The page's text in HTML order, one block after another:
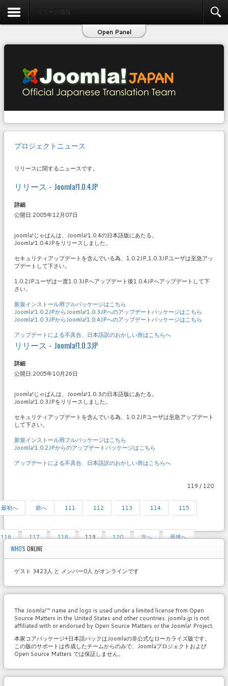
Open Panel
プロジェクトニュース
リリースに関するニュースです。
リリース - Joomla!1.0.4JP
詳細
公開日:2005年12月07日
joomla!じゃぱんは、Joomla!1.0.4の日本語版にあたる。
Joomla!1.0.4JPをリリースしました。
セキュリティアップデートを含んでいる為、1.0.2JP,1.0.3JPユーザは至急アッ
プデートして下さい。
1.0.2JPユーザは一度1.0.3JPへアップデート後1.0.4JPへアップデートして下
さい。
新規インストール用フルパッケージはこちら
Joomla!1.0.2JPからJoomla!1.0.3JPへのアップデートパッケージはこちら
Joomla!1.0.3JPからJoomla!1.0.4JPへのアップデートパッケージはこちら
アップデートによる不具合、日本語訳のおかしい所はこちらへ
リリース - Joomla!1.0.3JP
詳細
公開日:2005年10月26日
joomla!じゃぱんは、Joomla!1.0.3の日本語版にあたる。
Joomla!1.0.3JPをリリースしました。
セキュリティアップデートを含んでいる為、1.0.2JPユーザは至急アップデート
して下さい。
新規インストール用フルパッケージはこちら
Joomla!1.0.2JPからのアップデートパッケージはこちら
アップデートによる不具合、日本語訳のおかしい所はこちらへ
119 / 120
最初へ 前へ 111 112 113 114 115
116 117 118 119 120 次へ
最後へ
WHO'S ONLINE
ゲスト 3423人 と メンバー0人 がオンラインです
The Joomla!™ name and logo is used under a limited license from Open
Source Matters in the United States and other countries. joomla.jp is not
affiliated with or endorsed by Open Source Matters or the Joomla! Project.
本家コアパッケージ+日本語パックはJoomlaの非公式なローカライズ版です。
この版のサポートは作成したチームからのみで、Joomlaプロジェクトおよび
Open Source Matters では保証しません。